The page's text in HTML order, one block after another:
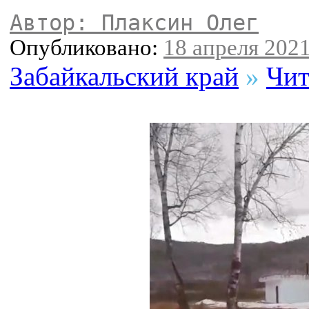
Автор: Плаксин Олег
Опубликовано: 18 апреля
Забайкальский край »